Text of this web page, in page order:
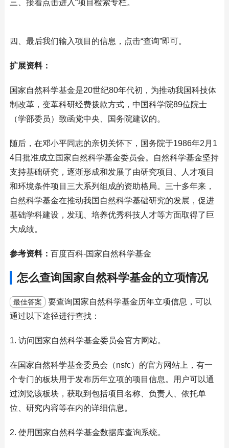
三、接着点击进入“项目检索专栏。
四、最后我们输入项目的信息，点击“查询”即可。
扩展资料：
国家自然科学基金是20世纪80年代初，为推动我国科技体
制改革，变革科研经费拨款方式，中国科学院89位院士
（学部委员）致函党中央、国务院建议的。
随后，在邓小平同志的亲切关怀下，国务院于1986年2月1
4日批准成立国家自然科学基金委员会。自然科学基金坚持
支持基础研究，逐渐形成和发展了由研究项目、人才项目
和环境条件项目三大系列组成的资助格局。三十多年来，
自然科学基金在推动我国自然科学基础研究的发展，促进
基础学科建设，发现、培养优秀科技人才等方面取得了巨
大成绩。
参考资料： 百度百科-国家自然科学基金
怎么查询国家自然科学基金的立项情况
最佳答案
要查询国家自然科学基金历年立项信息，可以
通过以下途径进行查找：
1. 访问国家自然科学基金委员会官方网站。
在国家自然科学基金委员会（nsfc）的官方网站上，有一
个专门的板块用于发布历年立项的项目信息。用户可以通
过浏览该板块，获取到包括项目名称、负责人、依托单
位、研究内容等在内的详细信息。
2. 使用国家自然科学基金数据库查询系统。